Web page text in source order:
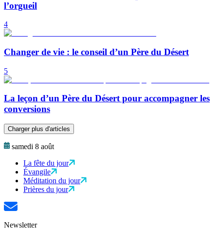
l’orgueil
4
Changer de vie : le conseil d’un Père du Désert
5
La leçon d’un Père du Désert pour accompagner les
conversions
Charger plus d'articles
samedi 8 août
La fête du jour
Évangile
Méditation du jour
Prières du jour
Newsletter